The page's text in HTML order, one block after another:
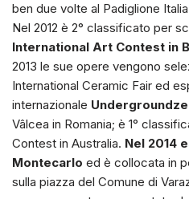
ben due volte al Padiglione
Nel 2012 è 2° classificato per
International Art Contest in
2013 le sue opere vengono
International Ceramic Fair ed
internazionale
Vâlcea in Romania; è 1°
Contest in Australia. Nel 2014
Montecarlo ed è collocata in
sulla piazza del Comune di